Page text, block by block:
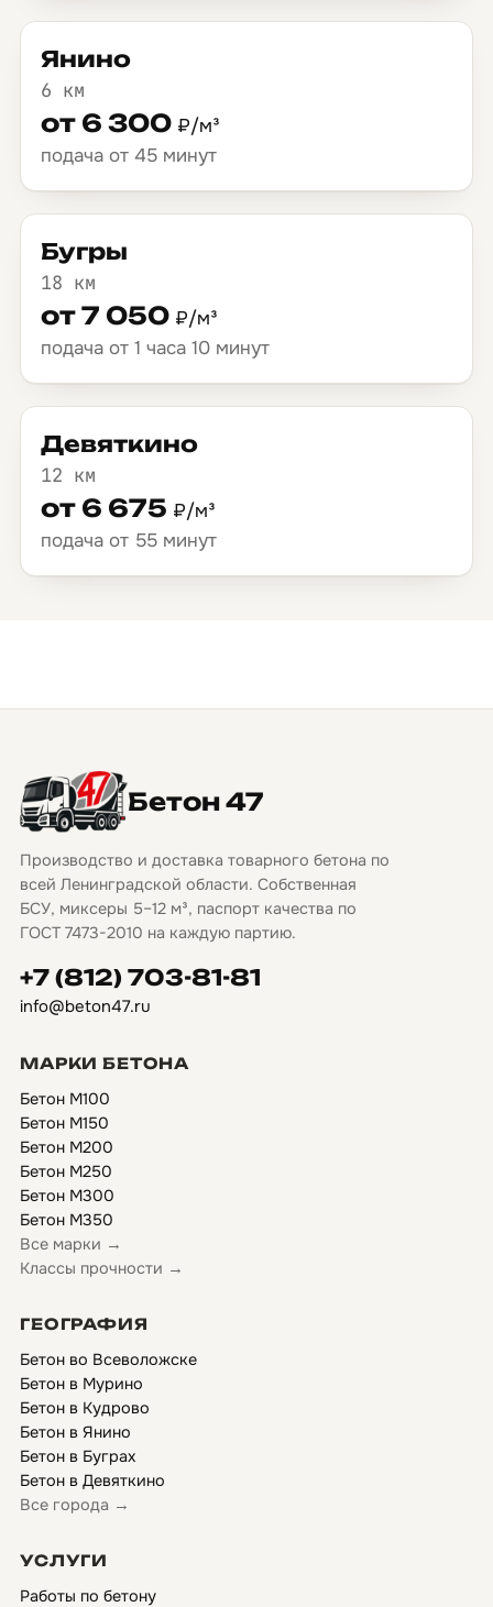
Янино
6 км
от 6 300 ₽/м³
подача от 45 минут
Бугры
18 км
от 7 050 ₽/м³
подача от 1 часа 10 минут
Девяткино
12 км
от 6 675 ₽/м³
подача от 55 минут
Бетон 47
Производство и доставка товарного бетона по
всей Ленинградской области. Собственная
БСУ, миксеры 5–12 м³, паспорт качества по
ГОСТ 7473-2010 на каждую партию.
+7 (812) 703-81-81
info@beton47.ru
МАРКИ БЕТОНА
Бетон М100
Бетон М150
Бетон М200
Бетон М250
Бетон М300
Бетон М350
Все марки →
Классы прочности →
ГЕОГРАФИЯ
Бетон во Всеволожске
Бетон в Мурино
Бетон в Кудрово
Бетон в Янино
Бетон в Буграх
Бетон в Девяткино
Все города →
УСЛУГИ
Работы по бетону